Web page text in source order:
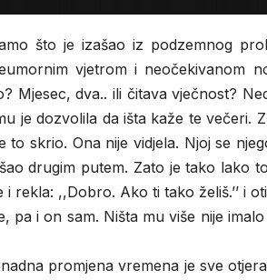
što je izašao iz podzemnog
vjetrom i neočekivanom
Mjesec, dva.. ili čitava vječnost?
je dozvolila da išta kaže te večeri.
to skrio. Ona nije vidjela. Njoj se
drugim putem. Zato je tako lako
rekla: ,,Dobro. Ako ti tako želiš.’’ i
pa i on sam. Ništa mu više nije
promjena vremena je sve